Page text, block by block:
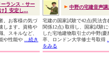
ーランス・サー
】安定し...
。お客様の気づ
します。資格や
、スキルなど、
や性能や
...続き
中野の宅建音声講
宅建の国家試験で42点(民法含
関係12点) 取得し、国家試験
した宅地建物取引士の中野(慶
卒、ロンドン大学修士号取得
をみる